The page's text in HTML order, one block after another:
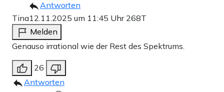
Antworten
Tina12.11.2025 um 11:45 Uhr 268T
Melden
Genauso irrational wie der Rest des Spektrums.
26
Antworten